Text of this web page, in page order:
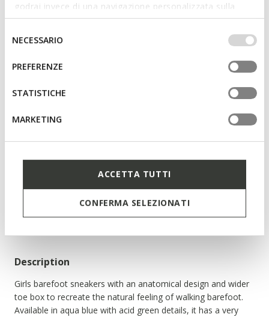
godrai invece di una navigazione personalizzata sulla
base dei tuoi gusti ed interessi. Selezionando
IMPOSTAZIONI potrai anche scegliere quali cookies ed
altri strumenti di tracciamento autorizzare. Per maggiori
informazioni o per modificare in qualsiasi momento le
tue impostazioni, visita la nostra
consenso
NECESSARIO
PREFERENZE
STATISTICHE
MARKETING
ACCETTA TUTTI
CONFERMA SELEZIONATI
Foot-Run Junior
NOT SHOPPABLE
We are sorry! It is not possible to purchase this item in the
country you are currently in.
Description
Girls barefoot sneakers with an anatomical design and wider
toe box to recreate the natural feeling of walking barefoot.
Available in aqua blue with acid green details, it has a very